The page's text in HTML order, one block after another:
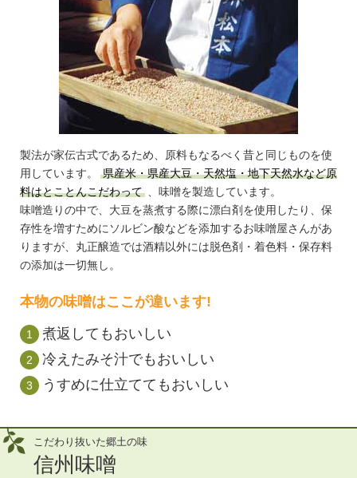
製法が家伝古式であるため、原料もなるべく昔と同じものを使
用しています。
県産米・県産大豆・天然塩・地下天然水など原
料はとことんこだわって 、味噌を製造しています。
味噌造りの中で、大豆を蒸煮する際に漂白剤を使用したり、保
存性を増すためにソルビン酸などを添加するお味噌屋さんがあ
りますが、丸正醸造では酒精以外には脱色剤・着色料・保存料
の添加は一切無し。
本物の味噌はここが違います!
煮返してもおいしい
冷えたみそ汁でもおいしい
うすめに仕立ててもおいしい
こだわり抜いた郷土の味
信州味噌